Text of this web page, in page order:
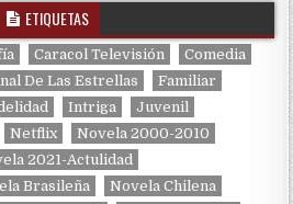
ETIQUETAS
Caracol Televisión
Comedia
De Las Estrellas
Familiar
Intriga
Juvenil
Netflix
Novela 2000-2010
2021-Actulidad
Brasileña Novela Chilena